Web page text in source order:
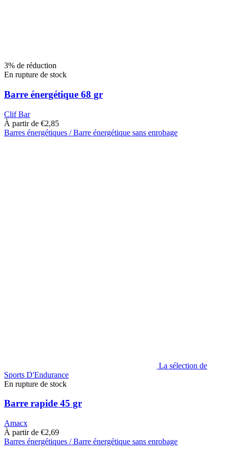
3% de réduction
En rupture de stock
Barre énergétique 68 gr
Clif Bar
À partir de €2,85
Barres énergétiques / Barre énergétique sans enrobage
La sélection de
Sports D'Endurance
En rupture de stock
Barre rapide 45 gr
Amacx
À partir de €2,69
Barres énergétiques / Barre énergétique sans enrobage